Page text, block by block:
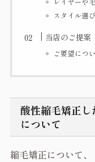
スタイル選
当店のご提案
ご要望につ
酸性縮毛矯正
について
縮毛矯正について